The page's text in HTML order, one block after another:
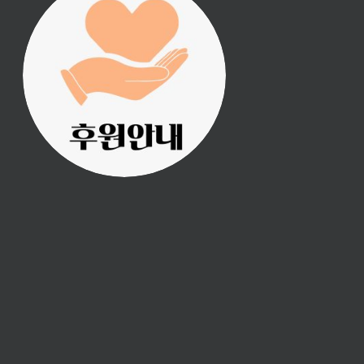
진리횃불 사역은 여러분
의 후원으로 이루어집니
다.